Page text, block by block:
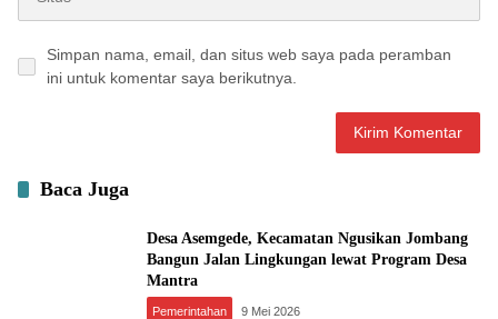
Simpan nama, email, dan situs web saya pada peramban
ini untuk komentar saya berikutnya.
Baca Juga
Desa Asemgede, Kecamatan Ngusikan Jombang
Bangun Jalan Lingkungan lewat Program Desa
Mantra
Pemerintahan 9 Mei 2026